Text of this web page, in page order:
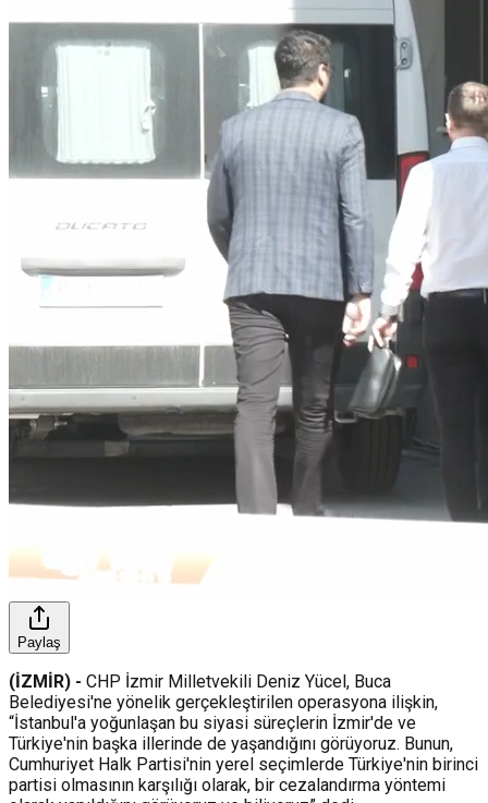
Paylaş
(İZMİR) - CHP İzmir Milletvekili Deniz Yücel, Buca
Belediyesi'ne yönelik gerçekleştirilen operasyona ilişkin,
“İstanbul'a yoğunlaşan bu siyasi süreçlerin İzmir'de ve
Türkiye'nin başka illerinde de yaşandığını görüyoruz. Bunun,
Cumhuriyet Halk Partisi'nin yerel seçimlerde Türkiye'nin birinci
partisi olmasının karşılığı olarak, bir cezalandırma yöntemi